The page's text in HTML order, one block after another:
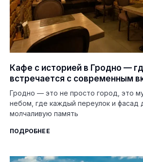
Кафе с историей в Гродно —
встречается с современным
Гродно — это не просто город, это
небом, где каждый переулок и фасад
молчаливую память
ПОДРОБНЕЕ